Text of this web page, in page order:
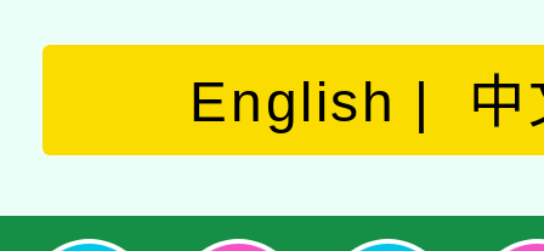
English 中